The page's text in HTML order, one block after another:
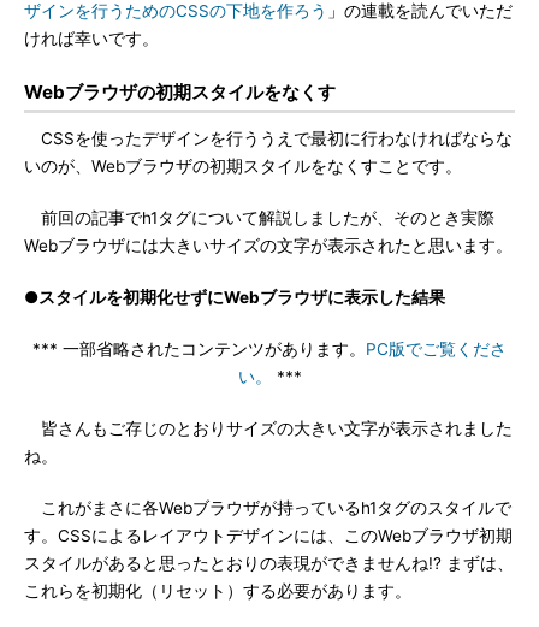
ザインを行うためのCSSの下地を作ろう 」の連載を読んでいただ
ければ幸いです。
Webブラウザの初期スタイルをなくす
CSSを使ったデザインを行ううえで最初に行わなければならな
いのが、Webブラウザの初期スタイルをなくすことです。
前回の記事でh1タグについて解説しましたが、そのとき実際
Webブラウザには大きいサイズの文字が表示されたと思います。
●スタイルを初期化せずにWebブラウザに表示した結果
*** 一部省略されたコンテンツがあります。 PC版でご覧くださ
い。
***
皆さんもご存じのとおりサイズの大きい文字が表示されました
ね。
これがまさに各Webブラウザが持っているh1タグのスタイルで
す。CSSによるレイアウトデザインには、このWebブラウザ初期
スタイルがあると思ったとおりの表現ができませんね!? まずは、
これらを初期化（リセット）する必要があります。